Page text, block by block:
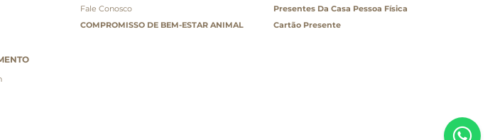
Fale Conosco
COMPROMISSO DE BEM-ESTAR ANIMAL
Presentes Da Casa Pessoa Física
Cartão Presente